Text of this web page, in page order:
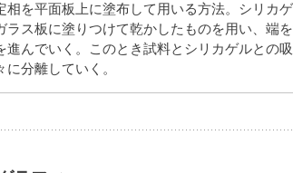
相を平面板上に塗布して用いる方法。シリカ
ラス板に塗りつけて乾かしたものを用い、端
進んでいく。このとき試料とシリカゲルとの吸
に分離していく。